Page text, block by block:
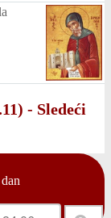
- Sledeći